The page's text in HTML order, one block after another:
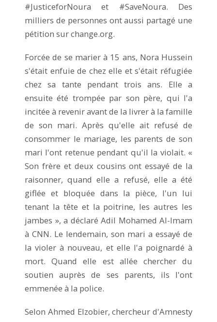
#JusticeforNoura et #SaveNoura. Des
milliers de personnes ont aussi partagé une
pétition sur change.org.
Forcée de se marier à 15 ans, Nora Hussein
s'était enfuie de chez elle et s'était réfugiée
chez sa tante pendant trois ans. Elle a
ensuite été trompée par son père, qui l'a
incitée à revenir avant de la livrer à la famille
de son mari. Après qu'elle ait refusé de
consommer le mariage, les parents de son
mari l'ont retenue pendant qu'il la violait. «
Son frère et deux cousins ont essayé de la
raisonner, quand elle a refusé, elle a été
giflée et bloquée dans la pièce, l'un lui
tenant la tête et la poitrine, les autres les
jambes », a déclaré Adil Mohamed Al-Imam
à CNN. Le lendemain, son mari a essayé de
la violer à nouveau, et elle l'a poignardé à
mort. Quand elle est allée chercher du
soutien auprès de ses parents, ils l'ont
emmenée à la police.
Selon Ahmed Elzobier, chercheur d'Amnesty